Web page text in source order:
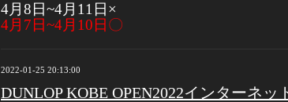
4月8日~4月11日×
4月7日~4月10日〇
2022-01-25 20:13:00
DUNLOP KOBE OPEN2022インターネッ